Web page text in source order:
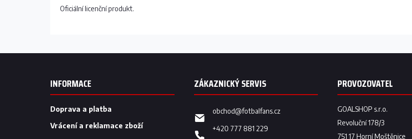
Oficiální licenční produkt.
Z
INFORMACE
Doprava a platba
Vrácení a reklamace zboží
obchod@fotbalfans.cz
+420 777 881 229